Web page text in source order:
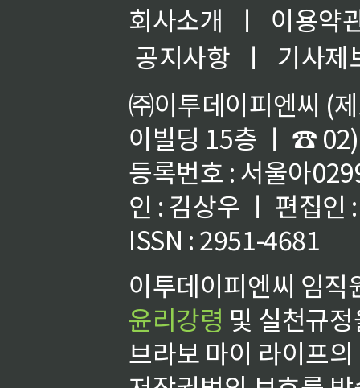
회사소개 ㅣ
이용약
공지사항
ㅣ
기사제
㈜이투데이피엔씨 (
이빌딩 15층 ㅣ ☎
등록번호 : 서울아
인 : 김상우 ㅣ 편집인
ISSN : 2951-4681
이투데이피엔씨 임
윤리강령 및 실천규
브라보 마이 라이프